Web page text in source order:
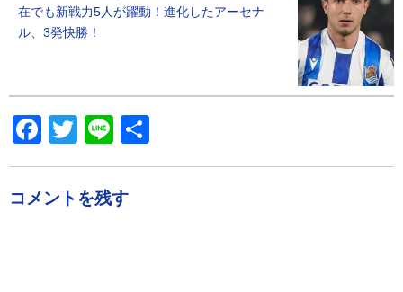
在でも新戦力5人が躍動！進化したアーセナ
ル、3発快勝！
Facebook
Twitter
Line
有
コメントを残す